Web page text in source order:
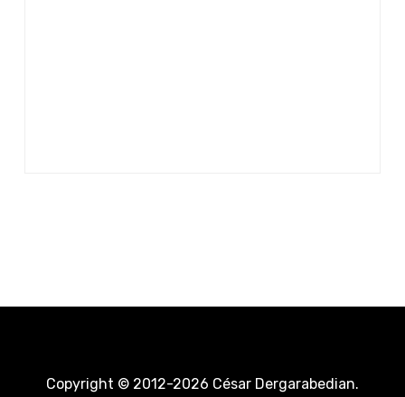
Copyright © 2012-2026 César Dergarabedian.